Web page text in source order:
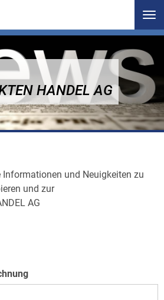
HANDEL AG
Informationen und Neuigkeiten zu
und zur
AG